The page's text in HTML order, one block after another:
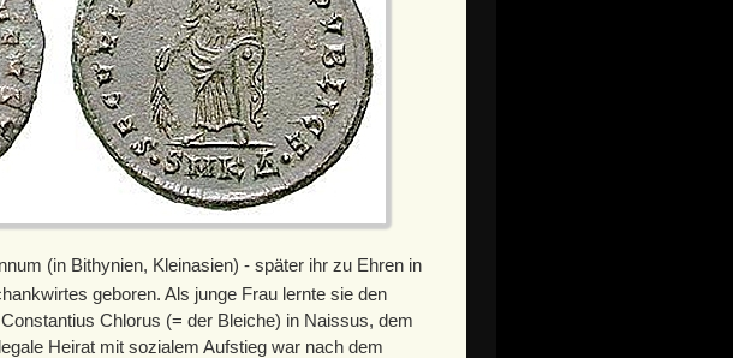
(in Bithynien, Kleinasien) - später ihr zu Ehren in
geboren. Als junge Frau lernte sie den
Chlorus (= der Bleiche) in Naissus, dem
Heirat mit sozialem Aufstieg war nach dem